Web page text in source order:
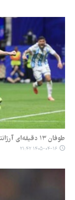
طوفان ۱۳ دقیقه‌ای آرژانتین مقابل مصر/ فراعنه در آتلانتا غرق شدند
۱۴۰۵-۰۴-۱۶ ۲۱:۴۲